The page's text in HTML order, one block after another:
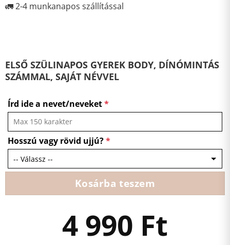
🚛 2-4 munkanapos szállítással
ELSŐ SZÜLINAPOS GYEREK BODY, DÍNÓMINTÁS
SZÁMMAL, SAJÁT NÉVVEL
Írd ide a nevet/neveket*
Hosszú vagy rövid ujjú?*
Kosárba teszem
4 990 Ft